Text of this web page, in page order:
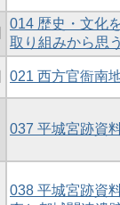
014 歴史・文化
取り組みから思
021 西方官衙南
037 平城宮跡資
038 平城宮跡資